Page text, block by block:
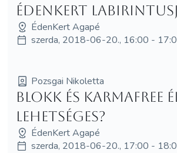
Édenkert
ÉdenKert Agapé
szerda, 2018-06-20., 16:00 -
Pozsgai Nikoletta
Blokk és Karmafree
Lehetséges?
ÉdenKert Agapé
szerda, 2018-06-20., 17:00 -